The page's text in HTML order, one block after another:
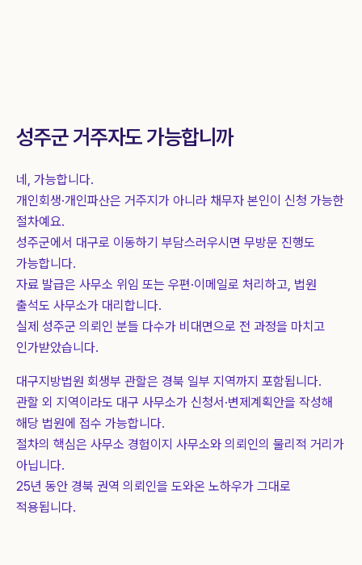
성주군거주자도 가능합니까
네, 가능합니다.
개인회생·개인파산은 거주지가 아니라 채무자 본인이 신청 가능한
절차예요.
성주군에서 대구로 이동하기 부담스러우시면 무방문 진행도
가능합니다.
자료 발급은 사무소 위임 또는 우편·이메일로 처리하고, 법원
출석도 사무소가 대리합니다.
실제 성주군 의뢰인 분들 다수가 비대면으로 전 과정을 마치고
인가받았습니다.
대구지방법원 회생부 관할은 경북 일부 지역까지 포함됩니다.
관할 외 지역이라도 대구 사무소가 신청서·변제계획안을 작성해
해당 법원에 접수 가능합니다.
절차의 핵심은 사무소 경험이지 사무소와 의뢰인의 물리적 거리가
아닙니다.
25년 동안 경북 권역 의뢰인을 도와온 노하우가 그대로
적용됩니다.